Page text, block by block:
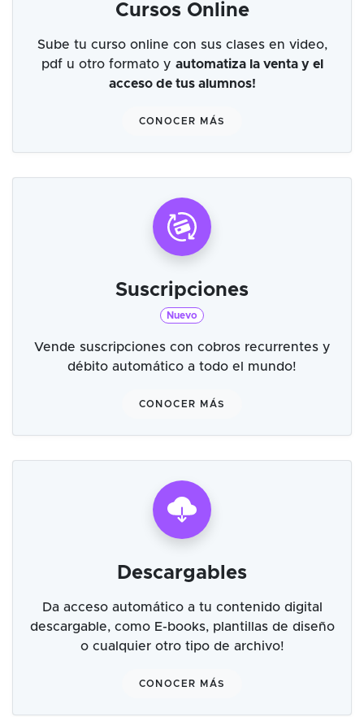
Cursos Online
Sube tu curso online con sus clases en video,
pdf u otro formato y automatiza la venta y el
acceso de tus alumnos!
CONOCER MÁS
Suscripciones
Nuevo
Vende suscripciones con cobros recurrentes y
débito automático a todo el mundo!
CONOCER MÁS
Descargables
Da acceso automático a tu contenido digital
descargable, como E-books, plantillas de diseño
o cualquier otro tipo de archivo!
CONOCER MÁS